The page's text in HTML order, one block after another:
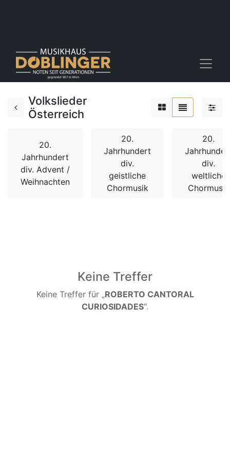
Volkslieder
Österreich
20.
Jahrhundert
div. Advent /
Weihnachten
20.
Jahrhundert
div.
geistliche
Chormusik
20.
div.
weltliche
Chormusik
Keine Treffer
Keine Treffer für „ROBERTO CANTORAL
CURIOSIDADES".